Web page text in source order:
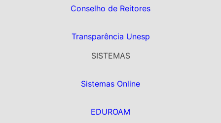
Conselho de Reitores
Transparência Unesp
SISTEMAS
Sistemas Online
EDUROAM